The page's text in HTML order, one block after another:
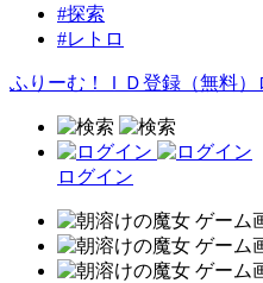
#探索
#レトロ
ふりーむ！ＩＤ登録（無料）
ログイン